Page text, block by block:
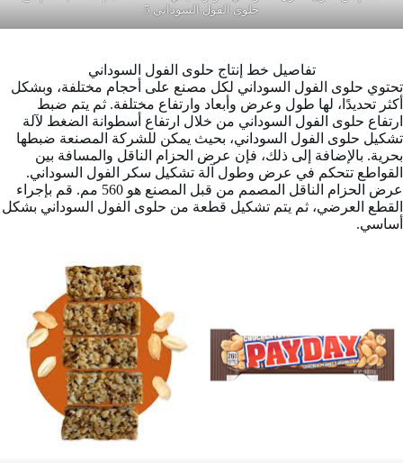
حلوى الفول السوداني 5
تفاصيل خط إنتاج حلوى الفول السوداني
تحتوي حلوى الفول السوداني لكل مصنع على أحجام مختلفة، وبشكل
أكثر تحديدًا، لها طول وعرض وأبعاد وارتفاع مختلفة. ثم يتم ضبط
ارتفاع حلوى الفول السوداني من خلال ارتفاع أسطوانة الضغط لآلة
تشكيل حلوى الفول السوداني، بحيث يمكن للشركة المصنعة ضبطها
بحرية. بالإضافة إلى ذلك، فإن عرض الحزام الناقل والمسافة بين
القواطع تتحكم في عرض وطول آلة تشكيل سكر الفول السوداني.
عرض الحزام الناقل المصمم من قبل المصنع هو 560 مم. قم بإجراء
القطع العرضي، ثم يتم تشكيل قطعة من حلوى الفول السوداني بشكل
أساسي.